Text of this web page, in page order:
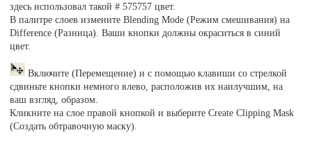
здесь использовал такой # 575757 цвет.
В палитре слоев измените Blending Mode (Режим смешивания) на
Difference (Разница). Ваши кнопки должны окраситься в синий
цвет.
Включите (Перемещение) и с помощью клавиши со стрелкой
сдвиньте кнопки немного влево, расположив их наилучшим, на
ваш взгляд, образом.
Кликните на слое правой кнопкой и выберите Create Clipping Mask
(Создать обтравочную маску).